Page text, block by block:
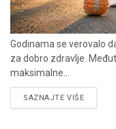
Godinama se verovalo
za dobro zdravlje.
maksimalne...
SAZNAJTE VIŠEDETAILS